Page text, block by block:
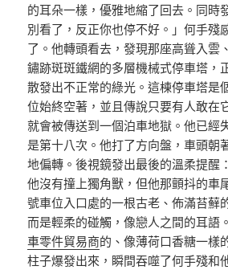
的耳朵一樣，優雅地縮了回去。同時
別看了，反正你也停不好。」何手殘
了。他轉頭看去，發現那座高聳入雲
鏽跡斑斑鐵網的多層機械式停車塔，
散發出不正常的綠光。這棟停車塔是
位始終空著，並且傳說只要有人敢在
就會被傳送到一個泊車地獄。他已經
是第十八次。他打了方向盤，車頭朝
地偏轉。後視鏡發出最後的溫柔提醒
他沒有撞上獨角獸，但他那顫抖的車
號車位入口處的一根古老、佈滿苔蘚
而是輕柔的碰觸，像戀人之間的耳語
車零件貿易商的、像薄荷口香糖一樣
柱子爆發出來，瞬間吞噬了何手殘和